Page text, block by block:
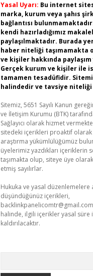
Yasal Uyarı: Bu internet
marka, kurum veya şahıs
bağlantısı
kendi hazırladığımız
paylaşılmaktadır. Burada
haber niteliği taşımamakta
ve kişiler hakkında
Gerçek kurum ve kişiler ile
tamamen tesadüfidir.
halindedir ve tavsiye niteliği
Sitemiz, 5651 Sayılı Kanun
ve İletişim Kurumu (BTK)
Sağlayıcı olarak hizmet
sitedeki içerikleri proaktif
araştırma yükümlülüğümüz
üyelerimiz yazdıkları içeriklerin
taşımakta olup, siteye üye
etmiş sayılırlar.
Hukuka ve yasal düzenlemelere
düşündüğünüz içerikleri,
backlinkpanelicomtr@gmail.com
halinde, ilgili içerikler yasal
kaldırılacaktır.